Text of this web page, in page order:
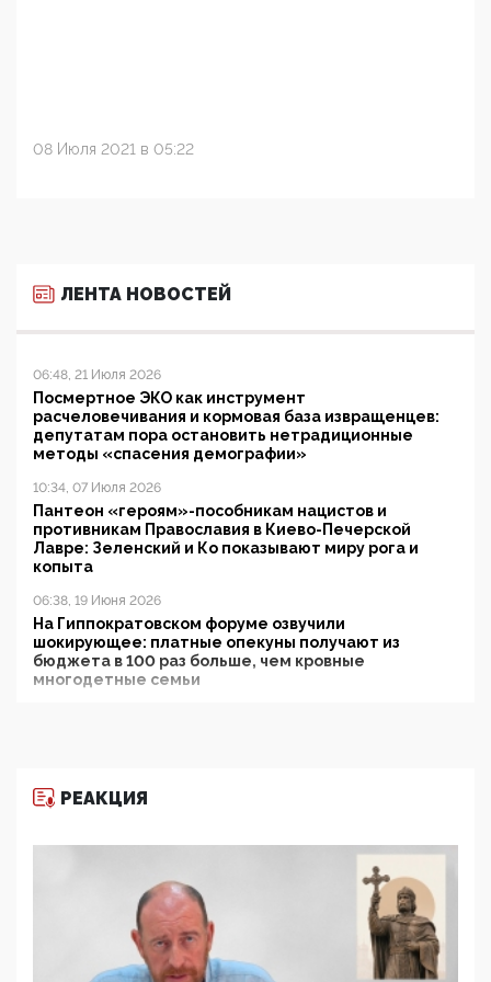
08 Июля 2021 в 05:22
ЛЕНТА НОВОСТЕЙ
06:48, 21 Июля 2026
Посмертное ЭКО как инструмент
расчеловечивания и кормовая база извращенцев:
депутатам пора остановить нетрадиционные
методы «спасения демографии»
10:34, 07 Июля 2026
Пантеон «героям»-пособникам нацистов и
противникам Православия в Киево-Печерской
Лавре: Зеленский и Ко показывают миру рога и
копыта
06:38, 19 Июня 2026
На Гиппократовском форуме озвучили
шокирующее: платные опекуны получают из
бюджета в 100 раз больше, чем кровные
многодетные семьи
11:53, 09 Июня 2026
деятельность ИИТО ЮНЕСКО в России, но
цифроглобалисты продолжают определять
повестку в образовании
09:43, 01 Июня 2026
5G за счет здоровья граждан: Минцифры намерено
отобрать у регионов и муниципалитетов право
РЕАКЦИЯ